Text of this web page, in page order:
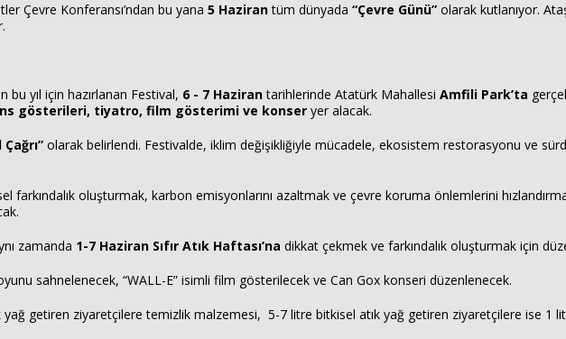
Çevre Konferansı’ndan bu yana 5 Hazirantüm dünyada “Çevre Günü” olarak kutlanıyor.
bu yıl için hazırlanan Festival, 6 - 7 Hazirantarihlerinde Atatürk Mahallesi Amfili Park’ta
gösterileri, tiyatro, film gösterimi ve konser yer alacak.
olarak belirlendi. Festivalde, iklim değişikliğiyle mücadele, ekosistem restorasyonu ve
farkındalık oluşturmak, karbon emisyonlarını azaltmak ve çevre koruma önlemlerini
zamanda 1-7 Haziran Sıfır Atık Haftası’na dikkat çekmek ve farkındalık oluşturmak için
sahnelenecek, “WALL-E” isimli film gösterilecek ve Can Gox konseri düzenlenecek.
getiren ziyaretçilere temizlik malzemesi, 5-7 litre bitkisel atık yağ getiren ziyaretçilere ise 1